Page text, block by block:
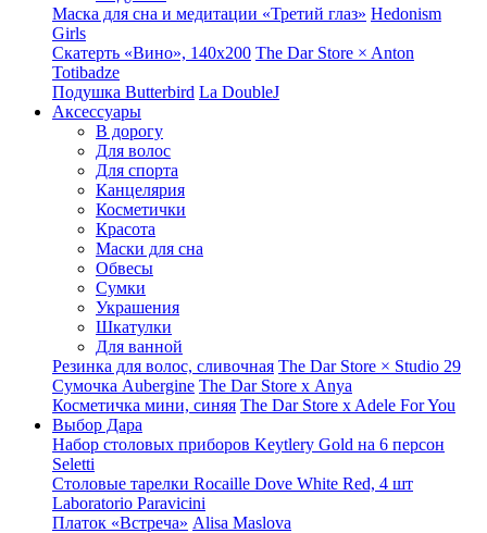
Маска для сна и медитации «Третий глаз» Hedonism
Girls
Скатерть «Вино», 140х200 The Dar Store × Anton
Totibadze
Подушка Butterbird La DoubleJ
Аксессуары
В дорогу
Для волос
Для спорта
Канцелярия
Косметички
Красота
Маски для сна
Обвесы
Сумки
Украшения
Шкатулки
Для ванной
Резинка для волос, сливочная The Dar Store × Studio 29
Сумочка Aubergine The Dar Store x Anya
Косметичка мини, синяя The Dar Store x Adele For You
Выбор Дара
Набор столовых приборов Keytlery Gold на 6 персон
Seletti
Столовые тарелки Rocaille Dove White Red, 4 шт
Laboratorio Paravicini
Платок «Встреча» Alisa Maslova